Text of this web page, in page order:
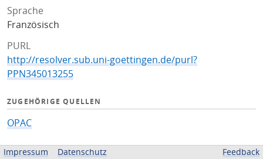
Sprache
Französisch
PURL
http://resolver.sub.uni-goettingen.de/purl?
PPN345013255
ZUGEHÖRIGE QUELLEN
OPAC
BEREITGESTELLT VON
Impressum Datenschutz Feedback